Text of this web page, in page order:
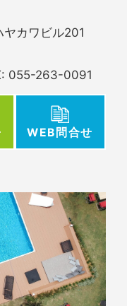
カワビル201
055-263-0091
WEB問合せ